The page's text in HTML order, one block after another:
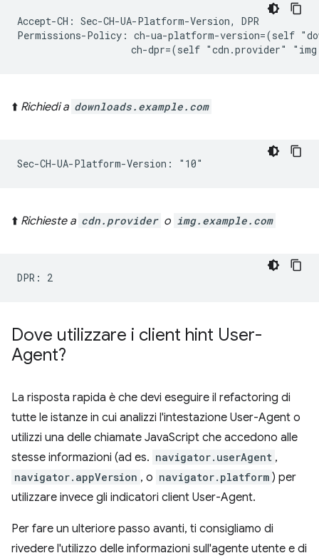
Accept-CH: Sec-CH-UA-Platform-Version, DPR
Permissions-Policy: ch-ua-platform-version=(self
⬆️ Richiedi a downloads.example.com
⬆️ Richieste a cdn.provider o img.example.com
Dove utilizzare i client hint User-
Agent?
La risposta rapida è che devi eseguire il refactoring di
tutte le istanze in cui analizzi l'intestazione User-Agent o
utilizzi una delle chiamate JavaScript che accedono alle
stesse informazioni (ad es. navigator.userAgent ,
navigator.appVersion , o navigator.platform ) per
utilizzare invece gli indicatori client User-Agent.
Per fare un ulteriore passo avanti, ti consigliamo di
rivedere l'utilizzo delle informazioni sull'agente utente e di